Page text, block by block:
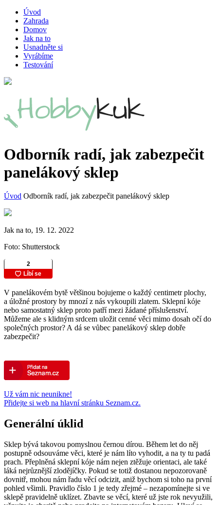
Úvod
Zahrada
Domov
Jak na to
Usnadněte si
Vyrábíme
Testování
Odborník radí, jak zabezpečit
panelákový sklep
Úvod Odborník radí, jak zabezpečit panelákový sklep
Jak na to, 19. 12. 2022
Foto: Shutterstock
V panelákovém bytě většinou bojujeme o každý centimetr plochy,
a úložné prostory by mnozí z nás vykoupili zlatem. Sklepní kóje
nebo samostatný sklep proto patří mezi žádané příslušenství.
Můžeme ale s klidným srdcem uložit cenné věci mimo dosah očí do
společných prostor? A dá se vůbec panelákový sklep dobře
zabezpečit?
Už vám nic neunikne!
Přidejte si web na hlavní stránku Seznam.cz.
Generální úklid
Sklep bývá takovou pomyslnou černou dírou. Během let do něj
postupně odsouváme věci, které je nám líto vyhodit, a na ty tu padá
prach. Přeplněná sklepní kóje nám nejen ztěžuje orientaci, ale také
láká nejrůznější zlodějíčky. Pokud se totiž dostanou nepozorovaně
dovnitř, mohou nám řadu věcí odcizit, aniž bychom si toho na první
pohled všimli. Pravidlo číslo 1 je tedy zřejmé – nezapomínejte si ve
sklepě pravidelně uklízet. Zbavte se věcí, které už jste rok nevyužili,